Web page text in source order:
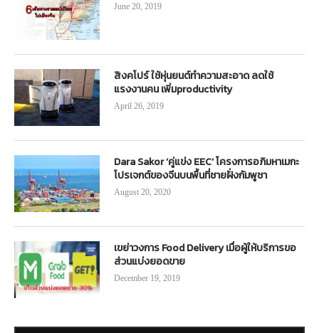
June 20, 2019
สิงคโปร์ ใช้หุ่นยนต์ทำความสะอาด ลดใช้
แรงงานคน เพิ่มproductivity
April 26, 2019
Dara Sakor ‘คู่แข่ง EEC’ โครงการอภิมหาเมกะ
โปรเจกต์ของจีนบนพื้นที่ชายฝั่งกัมพูชา
August 20, 2020
เขย่าวงการ Food Delivery เมื่อผู้ให้บริการขอ
ส่วนแบ่งยอดขาย
December 19, 2019